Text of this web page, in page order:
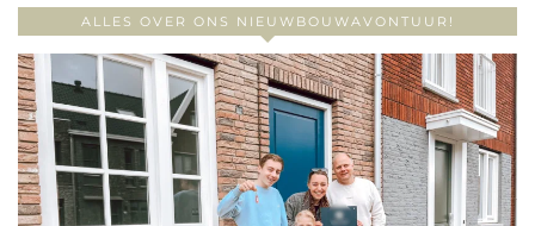
ALLES OVER ONS NIEUWBOUWAVONTUUR!